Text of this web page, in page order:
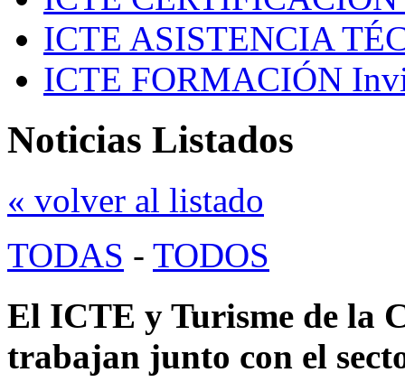
ICTE ASISTENCIA
ICTE FORMACIÓN
Noticias Listados
« volver al listado
TODAS - TODOS
El ICTE y Turisme de la
trabajan junto con el